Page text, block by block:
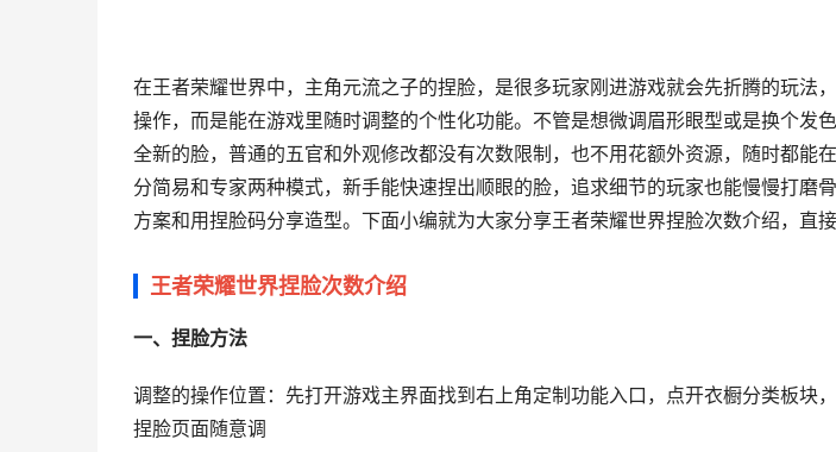
在王者荣耀世界中，主角元流之子的捏脸，是很多玩家刚进游戏就会先折腾的玩法
操作，而是能在游戏里随时调整的个性化功能。不管是想微调眉形眼型或是换个发
全新的脸，普通的五官和外观修改都没有次数限制，也不用花额外资源，随时都能
分简易和专家两种模式，新手能快速捏出顺眼的脸，追求细节的玩家也能慢慢打磨
方案和用捏脸码分享造型。下面小编就为大家分享王者荣耀世界捏脸次数介绍，直
王者荣耀世界捏脸次数介绍
一、捏脸方法
调整的操作位置：先打开游戏主界面找到右上角定制功能入口，点开衣橱分类板块
捏脸页面随意调